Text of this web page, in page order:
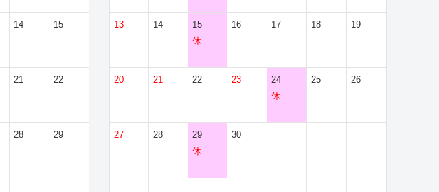
14 15
21 22
28 29
13 14
15
休
16 17 18 19
20 21 22 23
24
休
25 26
27 28
29
休
30